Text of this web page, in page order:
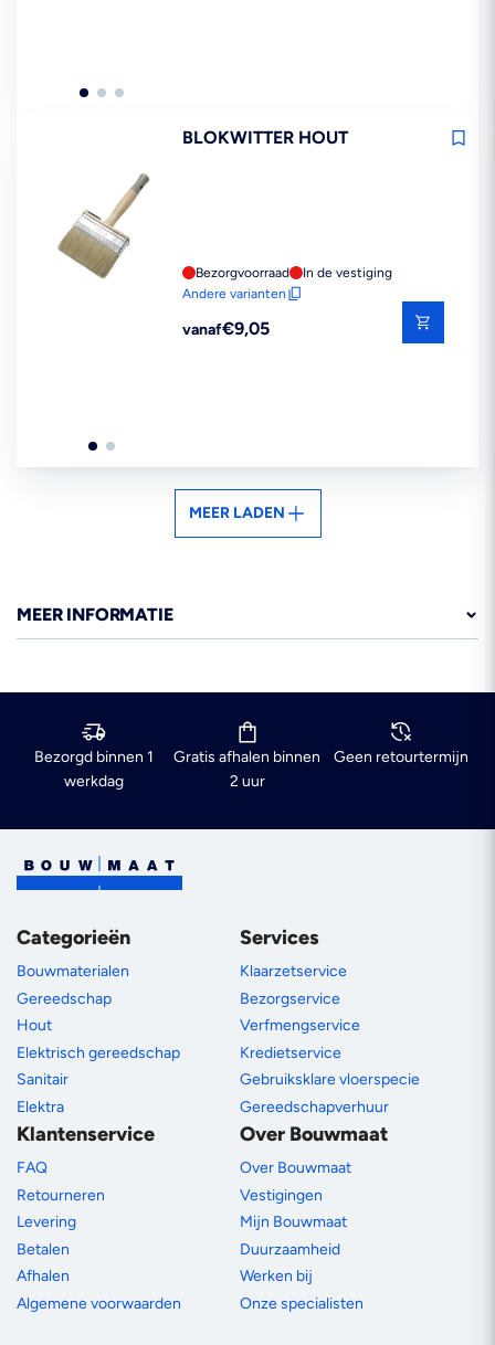
BLOKWITTER HOUT
Bezorgvoorraad
In de vestiging
Andere varianten
Reguliere
vanaf€9,05
MEER LADEN
MEER INFORMATIE
Bezorgd binnen 1
werkdag
Gratis afhalen binnen
2 uur
Geen retourtermijn
Categorieën
Bouwmaterialen
Gereedschap
Hout
Elektrisch gereedschap
Sanitair
Elektra
Services
Klaarzetservice
Bezorgservice
Verfmengservice
Kredietservice
Gebruiksklare vloerspecie
Gereedschapverhuur
Klantenservice
FAQ
Retourneren
Levering
Betalen
Afhalen
Algemene voorwaarden
Over Bouwmaat
Over Bouwmaat
Vestigingen
Mijn Bouwmaat
Duurzaamheid
Werken bij
Onze specialisten